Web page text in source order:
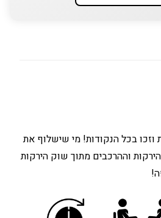
וזכו בכל הנקודות! מי שישלוף את
וההרכבים מתוך שוק הירקות